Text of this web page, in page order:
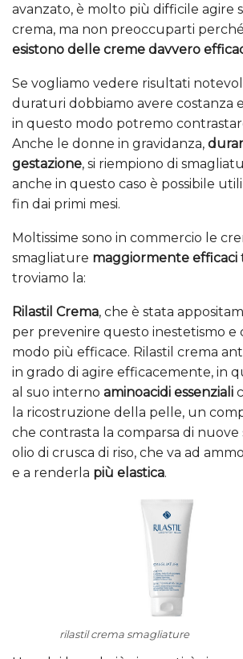
avanzato, è molto più difficile agire
crema, ma non preoccuparti
esistono delle creme davvero
Se vogliamo vedere risultati
duraturi dobbiamo avere costanza
in questo modo potremo
Anche le donne in gravidanza,
gestazione, si riempiono di
anche in questo caso è possibile
fin dai primi mesi.
Moltissime sono in commercio le
smagliature maggiormente efficaci
troviamo la:
Rilastil Crema, che è stata
per prevenire questo inestetismo e
modo più efficace. Rilastil crema
in grado di agire efficacemente, in
al suo interno aminoacidi essenziali
la ricostruzione della pelle, un
che contrasta la comparsa di
olio di crusca di riso, che va ad
e a renderla più elastica.
rilastil crema smagliature